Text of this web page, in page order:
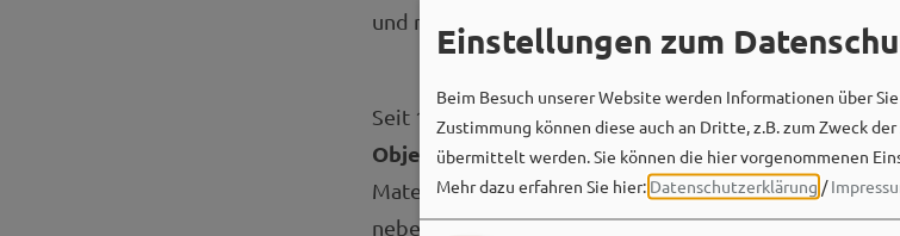
und mit dem Cuttermesser ausgeschnitten und auf
Seit 10 Jahren bilden Sandra Groh und Jürgen Stahl
Objektkunst“. Die gelernte Raumausstatterin
Materialien und setzt ihre Ideen meist
neben künstlerischen Ausdruck auch die
Einstellungen zum
Beim Besuch unserer Website werden Informationen über
Zustimmung können diese auch an Dritte, z.B. zum Zweck
übermittelt werden. Sie können die hier vorgenommenen
Mehr dazu erfahren Sie hier: Datenschutzerklärung /